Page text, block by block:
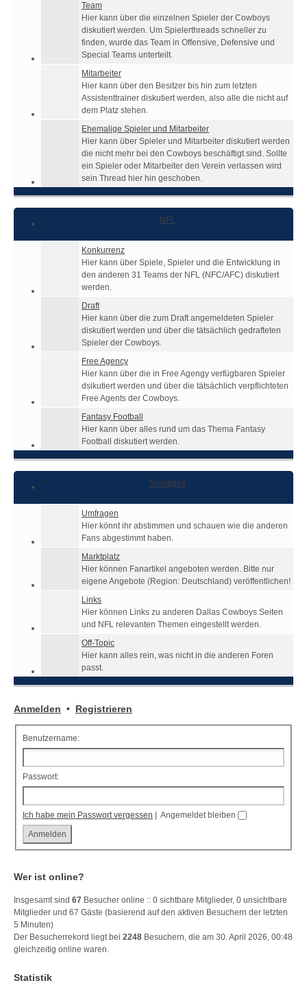
Team
Hier kann über die einzelnen Spieler der Cowboys
diskutiert werden. Um Spielerthreads schneller zu
finden, wurde das Team in Offensive, Defensive und
Special Teams unterteilt.
Mitarbeiter
Hier kann über den Besitzer bis hin zum letzten
Assistenttrainer diskutiert werden, also alle die nicht auf
dem Platz stehen.
Ehemalige Spieler und Mitarbeiter
Hier kann über Spieler und Mitarbeiter diskutiert werden
die nicht mehr bei den Cowboys beschäftigt sind. Sollte
ein Spieler oder Mitarbeiter den Verein verlassen wird
sein Thread hier hin geschoben.
NFL
Konkurrenz
Hier kann über Spiele, Spieler und die Entwicklung in
den anderen 31 Teams der NFL (NFC/AFC) diskutiert
werden.
Draft
Hier kann über die zum Draft angemeldeten Spieler
diskutiert werden und über die tätsächlich gedrafteten
Spieler der Cowboys.
Free Agency
Hier kann über die in Free Agengy verfügbaren Spieler
dsikutiert werden und über die tätsächlich verpflichteten
Free Agents der Cowboys.
Fantasy Football
Hier kann über alles rund um das Thema Fantasy
Football diskutiert werden.
Sonstiges
Umfragen
Hier könnt ihr abstimmen und schauen wie die anderen
Fans abgestimmt haben.
Marktplatz
Hier können Fanartikel angeboten werden. Bitte nur
eigene Angebote (Region: Deutschland) veröffentlichen!
Links
Hier können Links zu anderen Dallas Cowboys Seiten
und NFL relevanten Themen eingestellt werden.
Off-Topic
Hier kann alles rein, was nicht in die anderen Foren
passt.
Anmelden • Registrieren
Benutzername:
Passwort:
Ich habe mein Passwort vergessen Angemeldet bleiben
Wer ist online?
Insgesamt sind 67 Besucher online :: 0 sichtbare Mitglieder, 0 unsichtbare
Mitglieder und 67 Gäste (basierend auf den aktiven Besuchern der letzten
5 Minuten)
Der Besucherrekord liegt bei 2248 Besuchern, die am 30. April 2026, 00:48
gleichzeitig online waren.
Statistik